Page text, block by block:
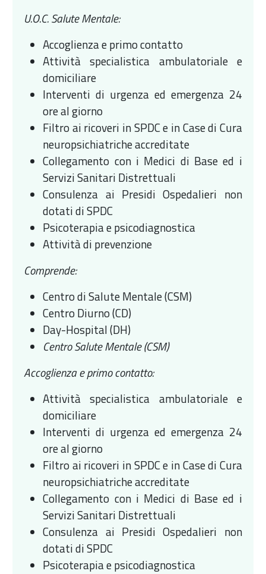
U.O.C. Salute Mentale:
Accoglienza e primo contatto
Attività specialistica ambulatoriale e
domiciliare
Interventi di urgenza ed emergenza 24
ore al giorno
Filtro ai ricoveri in SPDC e in Case di Cura
neuropsichiatriche accreditate
Collegamento con i Medici di Base ed i
Servizi Sanitari Distrettuali
Consulenza ai Presidi Ospedalieri non
dotati di SPDC
Psicoterapia e psicodiagnostica
Attività di prevenzione
Comprende:
Centro di Salute Mentale (CSM)
Centro Diurno (CD)
Day-Hospital (DH)
Centro Salute Mentale (CSM)
Accoglienza e primo contatto:
Attività specialistica ambulatoriale e
domiciliare
Interventi di urgenza ed emergenza 24
ore al giorno
Filtro ai ricoveri in SPDC e in Case di Cura
neuropsichiatriche accreditate
Collegamento con i Medici di Base ed i
Servizi Sanitari Distrettuali
Consulenza ai Presidi Ospedalieri non
dotati di SPDC
Psicoterapia e psicodiagnostica